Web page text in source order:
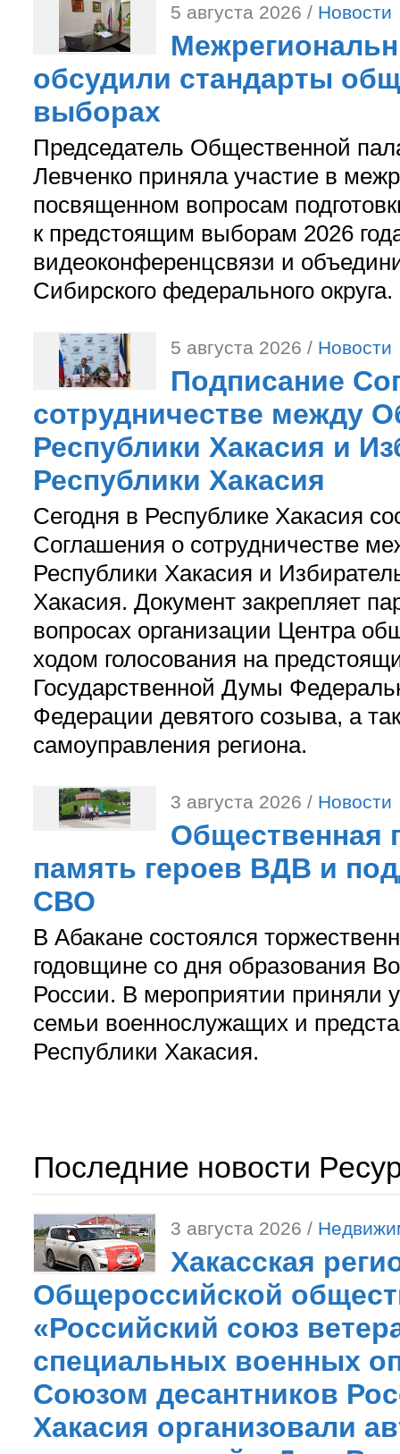
5 августа 2026 / Новости
обсудили стандарты
выборах
Председатель Общественной
Левченко приняла участие в
посвященном вопросам
к предстоящим выборам 2026
видеоконференцсвязи и
Сибирского федерального округа.
5 августа 2026 / Новости
Подписание
сотрудничестве между
Республики Хакасия и
Республики Хакасия
Сегодня в Республике Хакасия
Соглашения о сотрудничестве
Республики Хакасия и
Хакасия. Документ закрепляет
вопросах организации Центра
ходом голосования на
Государственной Думы
Федерации девятого созыва, а
самоуправления региона.
3 августа 2026 / Новости
Общественная
память героев ВДВ и
СВО
В Абакане состоялся
годовщине со дня образования
России. В мероприятии приняли
семьи военнослужащих и
Республики Хакасия.
Последние новости
3 августа 2026 /
Хакасская
Общероссийской
«Российский союз
специальных военных
Союзом десантников
Хакасия организовали